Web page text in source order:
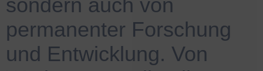
sondern auch von
permanenter Forschung
und Entwicklung. Von